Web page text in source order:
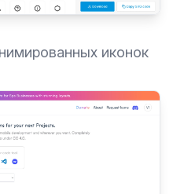
иконок